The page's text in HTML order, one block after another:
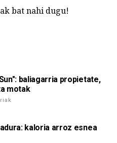
bat nahi dugu!
baliagarria propietate,
motak
kaloria arroz esnea